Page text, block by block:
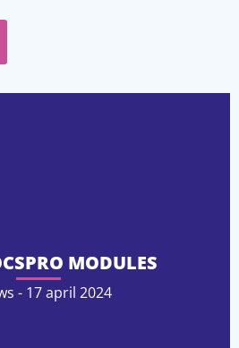
MODULES
- 17 april 2024